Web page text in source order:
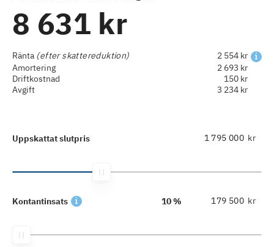
8 631 kr
Ränta (efter skattereduktion)
2 554 kr
Amortering
2 693 kr
Driftkostnad
150 kr
Avgift
3 234 kr
Uppskattat slutpris kr
Kontantinsats 10 % kr